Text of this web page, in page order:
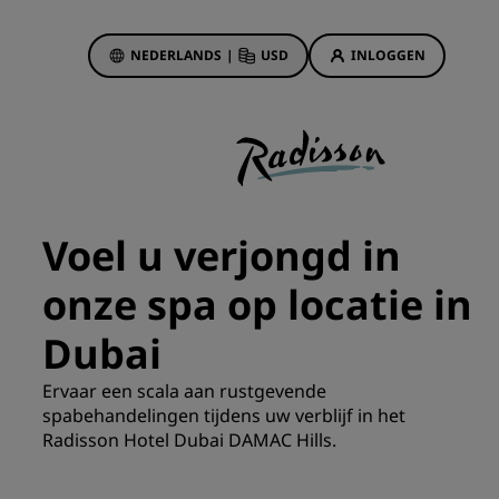
NEDERLANDS | USD INLOGGEN
Hotelaanbiedingen
Het is direct raak
Deals of the Day
Vooruitboeken
Reisideeën
Voel u verjongd in
onze spa op locatie in
Dubai
Ervaar een scala aan rustgevende
spabehandelingen tijdens uw verblijf in het
Radisson Hotel Dubai DAMAC Hills.